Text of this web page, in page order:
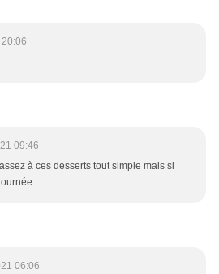
09:46
à ces desserts tout simple mais si
06:06